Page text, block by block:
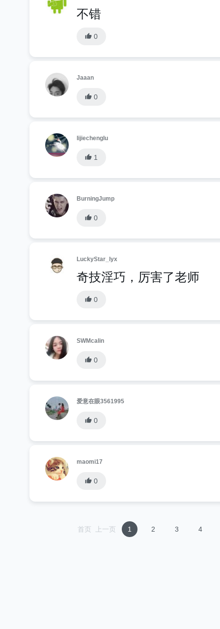
不错
0
Jaaan
0
lijiechenglu
1
BurningJump
0
LuckyStar_lyx
奇技淫巧，厉害了老师
0
SWMcalin
0
爱意在眼3561995
0
maomi17
0
首页 上一页 1 2 3 4